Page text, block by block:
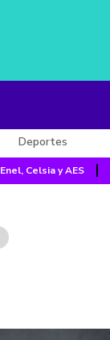
Deportes
Enel, Celsia y AES